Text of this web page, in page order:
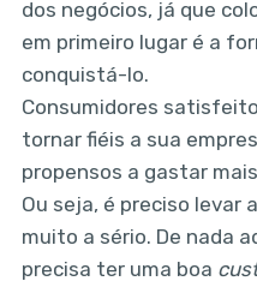
dos negócios, já que
em primeiro lugar é a
conquistá-lo.
Consumidores
tornar fiéis a sua
propensos a gastar
Ou seja, é preciso
muito a sério. De nada
precisa ter uma boa